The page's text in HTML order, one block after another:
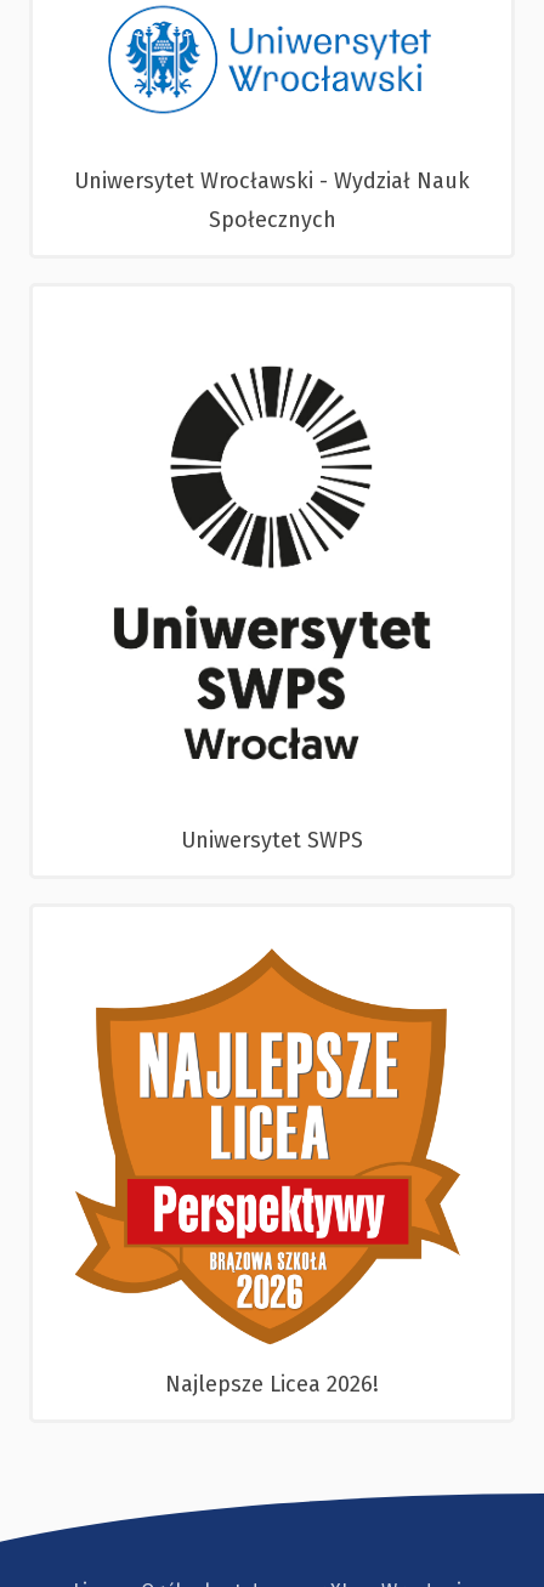
Uniwersytet Wrocławski - Wydział Nauk
Społecznych
Uniwersytet SWPS
Najlepsze Licea 2026!